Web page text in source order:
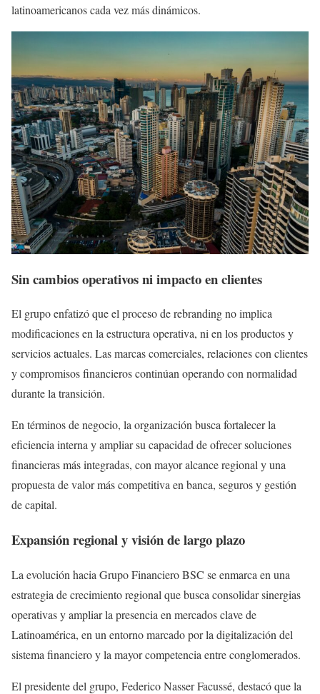
latinoamericanos cada vez más dinámicos.
Sin cambios operativos ni impacto en clientes
El grupo enfatizó que el proceso de rebranding no implica
modificaciones en la estructura operativa, ni en los productos y
servicios actuales. Las marcas comerciales, relaciones con clientes
y compromisos financieros continúan operando con normalidad
durante la transición.
En términos de negocio, la organización busca fortalecer la
eficiencia interna y ampliar su capacidad de ofrecer soluciones
financieras más integradas, con mayor alcance regional y una
propuesta de valor más competitiva en banca, seguros y gestión
de capital.
Expansión regional y visión de largo plazo
La evolución hacia Grupo Financiero BSC se enmarca en una
estrategia de crecimiento regional que busca consolidar sinergias
operativas y ampliar la presencia en mercados clave de
Latinoamérica, en un entorno marcado por la digitalización del
sistema financiero y la mayor competencia entre conglomerados.
El presidente del grupo, Federico Nasser Facussé, destacó que la